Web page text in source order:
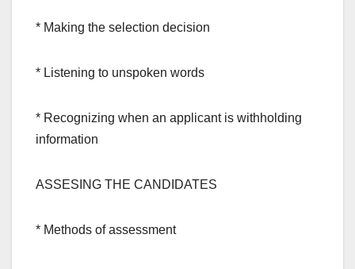
* Making the selection decision
* Listening to unspoken words
* Recognizing when an applicant is withholding
information
ASSESING THE CANDIDATES
* Methods of assessment